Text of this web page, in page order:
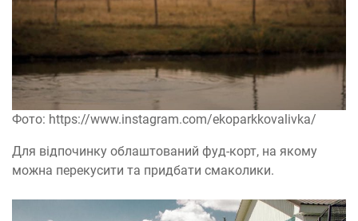
Фото: https://www.instagram.com/ekoparkkovalivka/
Для відпочинку облаштований фуд-корт, на якому
можна перекусити та придбати смаколики.